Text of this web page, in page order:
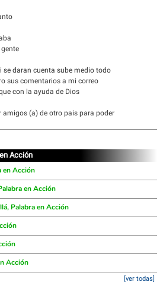
se daran cuenta sube medio todo
sus comentarios a mi correo
con la ayuda de Dios
(a) de otro pais para poder
Acción
en Acción
en Acción
Palabra en Acción
Acción
[ver todas]